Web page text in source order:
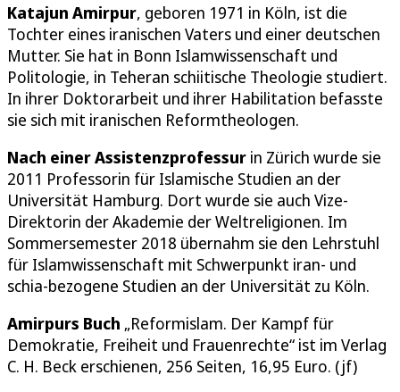
Katajun Amirpur, geboren 1971 in Köln, ist die
Tochter eines iranischen Vaters und einer deutschen
Mutter. Sie hat in Bonn Islamwissenschaft und
Politologie, in Teheran schiitische Theologie studiert.
In ihrer Doktorarbeit und ihrer Habilitation befasste
sie sich mit iranischen Reformtheologen.
Nach einer Assistenzprofessur in Zürich wurde sie
2011 Professorin für Islamische Studien an der
Universität Hamburg. Dort wurde sie auch Vize-
Direktorin der Akademie der Weltreligionen. Im
Sommersemester 2018 übernahm sie den Lehrstuhl
für Islamwissenschaft mit Schwerpunkt iran- und
schia-bezogene Studien an der Universität zu Köln.
Amirpurs Buch „Reformislam. Der Kampf für
Demokratie, Freiheit und Frauenrechte“ ist im Verlag
C. H. Beck erschienen, 256 Seiten, 16,95 Euro. (jf)